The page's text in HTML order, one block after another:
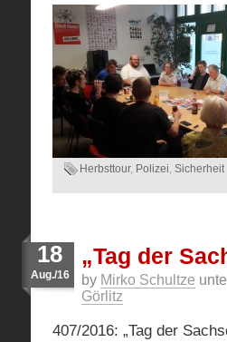
Herbsttour, Polizei, Sicherheit
18
Aug./16
„Tag der
by Mirko Schultze
Görlitz
407/2016: „Tag der